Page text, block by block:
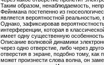
Таким образом, ненаблюдаемость,
Фейнмана постепенно из
является вероятностной
Однако, зафиксировав
интерференции, которая в
имеет одну существенную
Описание волновой динамики
через одно отверстие, либо через
отверстия в экране, подобно тому,
может произнести слова волна, он